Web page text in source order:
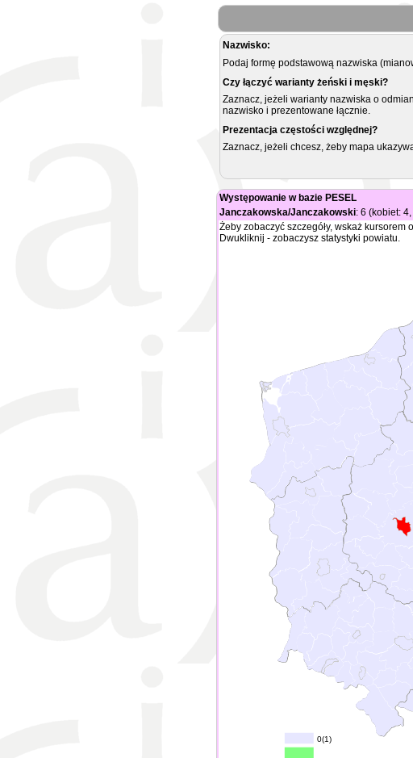
Nazwisko:
Podaj formę podstawową nazwiska
Czy łączyć warianty żeński i męski?
Zaznacz, jeżeli warianty nazwiska o
nazwisko i prezentowane łącznie.
Prezentacja częstości względnej?
Zaznacz, jeżeli chcesz, żeby mapa
Występowanie w bazie PESEL
Janczakowska/Janczakowski: 6 (kobiet:
Żeby zobaczyć szczegóły, wskaż
Dwukliknij - zobaczysz statystyki powiatu.
0(1)